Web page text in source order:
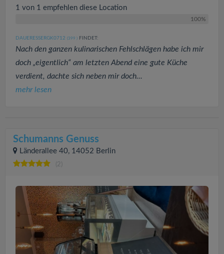
1 von 1 empfehlen diese Location
100%
DAUERESSERGK0712 (399 ) FINDET:
Nach den ganzen kulinarischen Fehlschlägen habe ich mir
doch „eigentlich“ am letzten Abend eine gute Küche
verdient, dachte sich neben mir doch...
mehr lesen
Schumanns Genuss
Länderallee 40, 14052 Berlin
(2)